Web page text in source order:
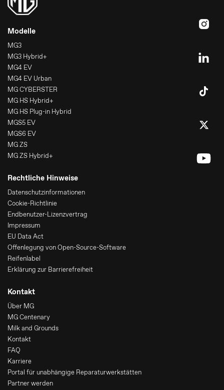
Modelle
MG3
MG3 Hybrid+
MG4 EV
MG4 EV Urban
MG CYBERSTER
MG HS Hybrid+
MG HS Plug-in Hybrid
MGS5 EV
MGS6 EV
MG ZS
MG ZS Hybrid+
Rechtliche Hinweise
Datenschutzinformationen
Cookie-Richtlinie
Endbenutzer-Lizenzvertrag
Impressum
EU Data Act
Offenlegung von Open-Source-Software
Reifenlabel
Erklärung zur Barrierefreiheit
Kontakt
Über MG
MG Centenary
Milk and Grounds
Kontakt
FAQ
Karriere
Portal für unabhängige Reparaturwerkstätten
Partner werden